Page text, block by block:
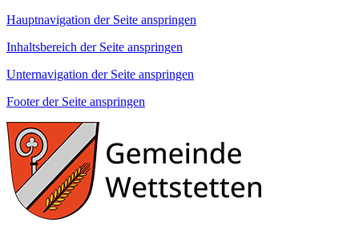
Hauptnavigation der Seite anspringen
Inhaltsbereich der Seite anspringen
Unternavigation der Seite anspringen
Footer der Seite anspringen